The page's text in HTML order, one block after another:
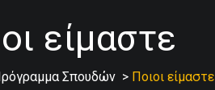
είμαστε
Σπουδών > Ποιοι είμαστε